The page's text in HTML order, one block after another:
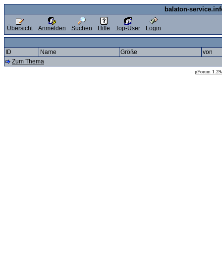
balaton-
Übersicht Anmelden Suchen Hilfe Top-User Login
ID Name Größe
von
Zum Thema
pForum